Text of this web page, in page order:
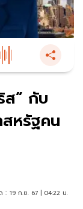
ส” กับ
หรัฐคน
: 19 ก.ย. 67 | 04:22 น.